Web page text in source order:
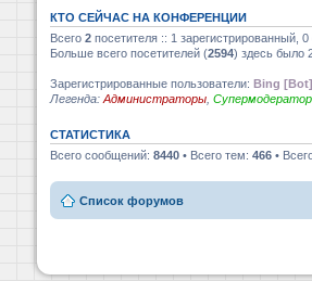
КТО СЕЙЧАС НА КОНФЕРЕНЦИИ
Всего 2 посетителя :: 1 зарегистрированный,
Больше всего посетителей (2594) здесь было
Зарегистрированные пользователи: Bing [Bot]
Легенда: Администраторы
СТАТИСТИКА
Всего сообщений: 8440 • Всего тем: 466 •
Список форумов